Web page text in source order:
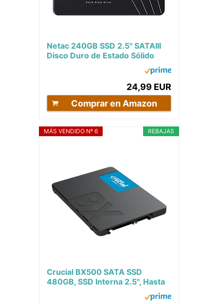
Netac 240GB SSD 2.5'' SATAIII
Disco Duro de Estado Sólido
24,99 EUR
Comprar en Amazon
REBAJAS
MÁS VENDIDO Nº 6
Crucial BX500 SATA SSD
480GB, SSD Interna 2.5", Hasta